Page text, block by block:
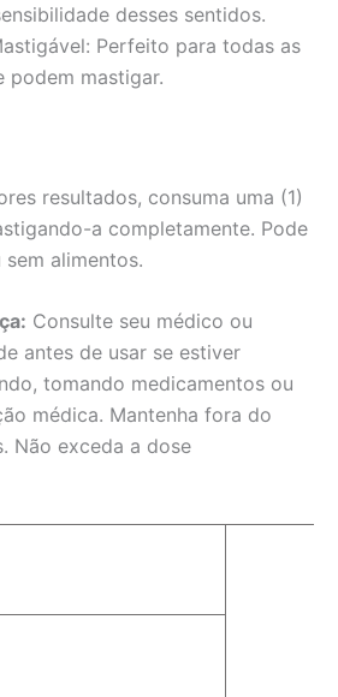
desses sentidos.
Perfeito para todas as
podem mastigar.
resultados, consuma uma (1)
a completamente. Pode
alimentos.
Consulte seu médico ou
antes de usar se estiver
tomando medicamentos ou
médica. Mantenha fora do
Não exceda a dose